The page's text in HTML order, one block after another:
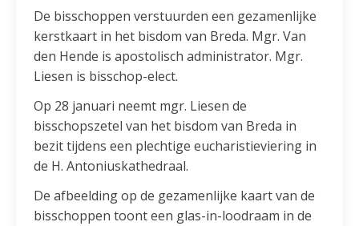
De bisschoppen verstuurden een gezamenlijke
kerstkaart in het bisdom van Breda. Mgr. Van
den Hende is apostolisch administrator. Mgr.
Liesen is bisschop-elect.
Op 28 januari neemt mgr. Liesen de
bisschopszetel van het bisdom van Breda in
bezit tijdens een plechtige eucharistieviering in
de H. Antoniuskathedraal.
De afbeelding op de gezamenlijke kaart van de
bisschoppen toont een glas-in-loodraam in de